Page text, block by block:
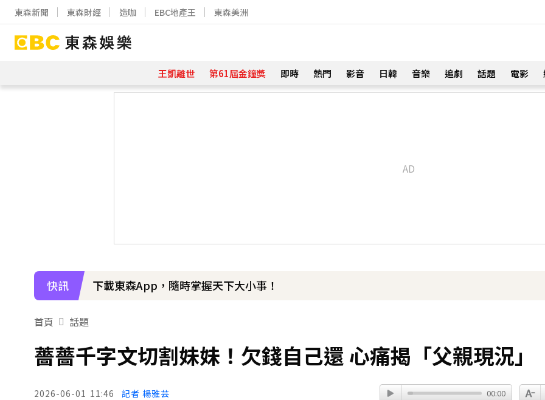
東森新聞 東森財經 造咖 EBC地產王 東森美洲
王凱離世 第61屆金鐘獎 即時 熱門 影音 日韓 音樂 追劇 話題 電影
快訊 下載東森App，隨時掌握天下大小事！
首頁 話題
薔薔千字文切割妹妹！欠錢自己還 心痛揭「父親現況」
2026-06-01 11:46 記者 楊雅芸 00:00